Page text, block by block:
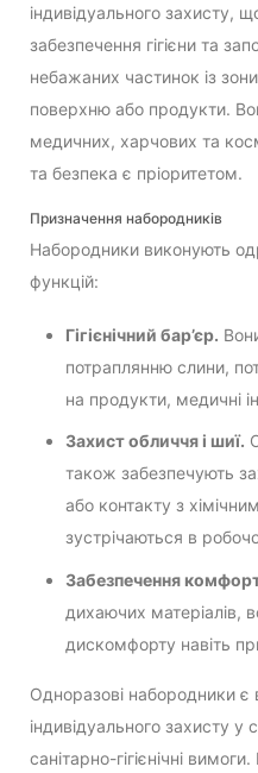
індивідуального захисту,
забезпечення гігієни та
небажаних частинок із
поверхню або продукти.
медичних, харчових та
та безпека є пріоритетом.
Призначення набородників
Набородники виконують
функцій:
Гігієнічний бар’єр.
потраплянню слини,
на продукти, медичні
Захист обличчя і шиї.
також забезпечують
або контакту з
зустрічаються в
Забезпечення
дихаючих матеріалів,
дискомфорту навіть
Одноразові набородники
індивідуального захисту у
санітарно-гігієнічні